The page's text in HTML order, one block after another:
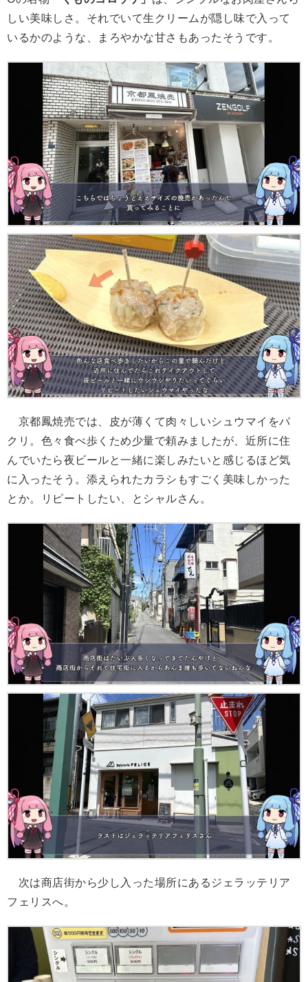
しい美味しさ。それでいて生クリームが隠し味で入って
いるかのような、まろやかな甘さもあったそうです。
京都鳳焼売では、皮が薄くて肉々しいシュウマイをパ
クリ。色々食べ歩くため少量で頼みましたが、近所に住
んでいたら夜ビールと一緒に楽しみたいと感じるほど気
に入ったそう。添えられたカラシもすごく美味しかった
とか。リピートしたい、とシャルさん。
次は商店街から少し入った場所にあるジェラッテリア
フェリスへ。